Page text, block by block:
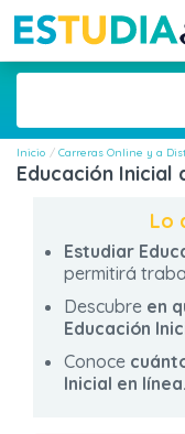
Inicio Carreras Online y a
Educación Inicial
Lo
Estudiar
permitirá
Descubre en
Educación
Conoce
Inicial en línea.